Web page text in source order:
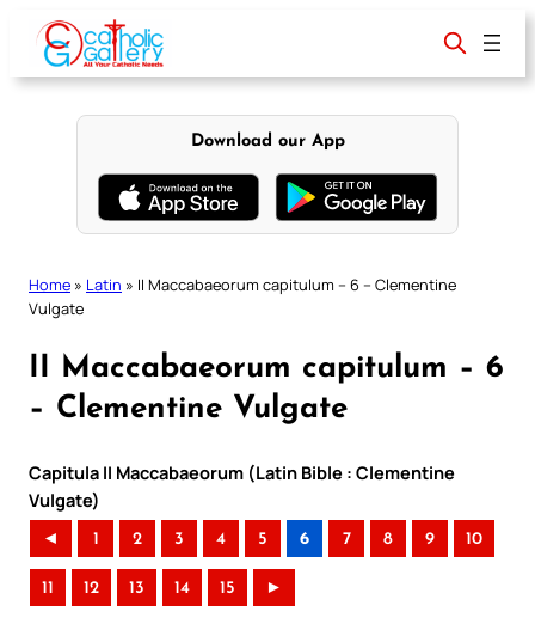
content
Download our App
Home » Latin » II Maccabaeorum capitulum – 6 – Clementine
Vulgate
II Maccabaeorum capitulum – 6
– Clementine Vulgate
Capitula II Maccabaeorum (Latin Bible : Clementine
Vulgate)
◄ 1 2 3 4 5 6 7 8 9 10
11 12 13 14 15 ►